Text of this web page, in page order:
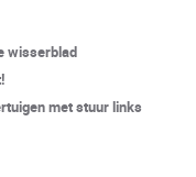
wisserblad
met stuur links